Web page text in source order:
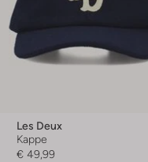
Les Deux
Kappe
€ 49,99